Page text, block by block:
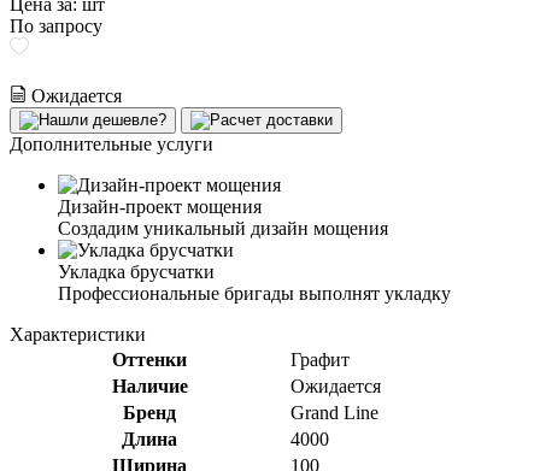
По запросу
Ожидается
Дополнительные услуги
Дизайн-проект мощения
Создадим уникальный дизайн мощения
Укладка брусчатки
Профессиональные бригады выполнят укладку
Характеристики
Оттенки
Графит
Наличие
Ожидается
Бренд
Grand Line
Длина
4000
Ширина
100